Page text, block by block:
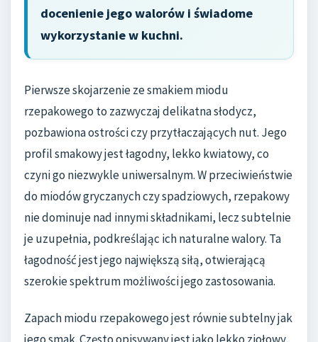
docenienie jego walorów i świadome
wykorzystanie w kuchni.
Pierwsze skojarzenie ze smakiem miodu
rzepakowego to zazwyczaj delikatna słodycz,
pozbawiona ostrości czy przytłaczających nut. Jego
profil smakowy jest łagodny, lekko kwiatowy, co
czyni go niezwykle uniwersalnym. W przeciwieństwie
do miodów gryczanych czy spadziowych, rzepakowy
nie dominuje nad innymi składnikami, lecz subtelnie
je uzupełnia, podkreślając ich naturalne walory. Ta
łagodność jest jego największą siłą, otwierającą
szerokie spektrum możliwości jego zastosowania.
Zapach miodu rzepakowego jest równie subtelny jak